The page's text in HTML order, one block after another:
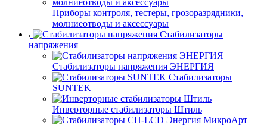
Приборы контроля, тестеры, грозоразрядники,
молниеотводы и аксессуары
Стабилизаторы
напряжения
Стабилизаторы напряжения ЭНЕРГИЯ
Стабилизаторы
SUNTEK
Инверторные стабилизаторы Штиль